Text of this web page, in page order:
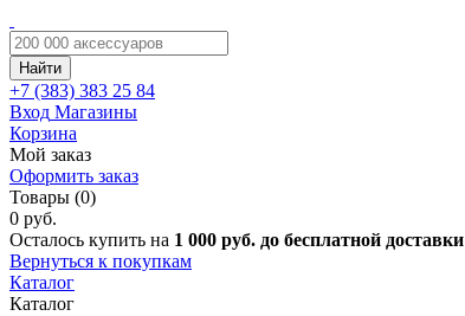
Найти
+7 (383) 383 25 84
Вход Магазины
Корзина
Мой заказ
Оформить заказ
Товары (0)
0 руб.
Осталось купить на 1 000 руб. до бесплатной доставки
Вернуться к покупкам
Каталог
Каталог